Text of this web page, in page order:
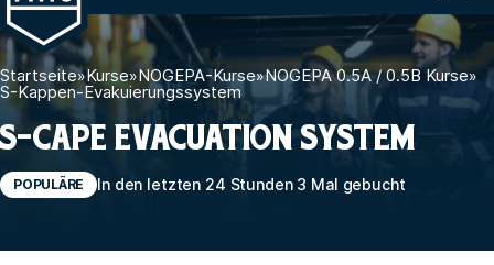
Startseite»Kurse»NOGEPA-Kurse»NOGEPA 0.5A / 0.5B Kurse»
S-Kappen-Evakuierungssystem
S-CAPE EVACUATION SYSTEM
POPULÄRE In den letzten 24 Stunden 3 Mal gebucht